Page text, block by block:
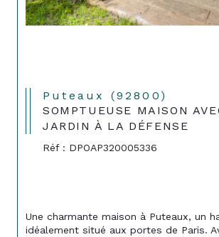
Puteaux (92800)
SOMPTUEUSE MAISON
JARDIN À LA DÉFENSE
Réf : DPOAP320005336
Une charmante maison à Puteaux, un
idéalement situé aux portes de Paris.